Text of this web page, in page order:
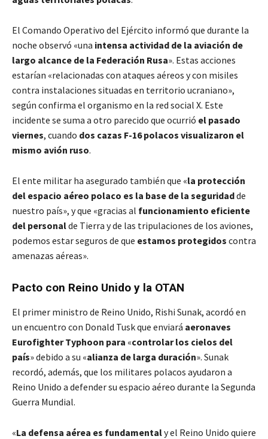
El Comando Operativo del Ejército informó que durante la
noche observó «una intensa actividad de la aviación de
largo alcance de la Federación Rusa». Estas acciones
estarían «relacionadas con ataques aéreos y con misiles
contra instalaciones situadas en territorio ucraniano»,
según confirma el organismo en la red social X. Este
incidente se suma a otro parecido que ocurrió el pasado
viernes, cuando dos cazas F-16 polacos visualizaron el
mismo avión ruso.
El ente militar ha asegurado también que «la protección
del espacio aéreo polaco es la base de la seguridadde
nuestro país», y que «gracias al funcionamiento eficiente
del personalde Tierra y de las tripulaciones de los aviones,
podemos estar seguros de que estamos protegidos contra
amenazas aéreas».
Pacto con Reino Unido y la OTAN
El primer ministro de Reino Unido, Rishi Sunak, acordó en
un encuentro con Donald Tusk que enviará aeronaves
Eurofighter Typhoon para «controlar los cielos del
país» debido a su «alianza de larga duración». Sunak
recordó, además, que los militares polacos ayudaron a
Reino Unido a defender su espacio aéreo durante la Segunda
Guerra Mundial.
«La defensa aérea es fundamentaly el Reino Unido quiere